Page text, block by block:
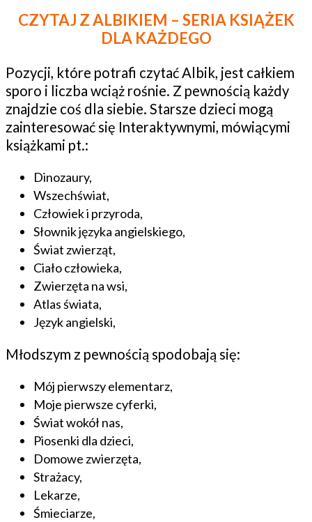
CZYTAJ Z ALBIKIEM – SERIA KSIĄŻEK
DLA KAŻDEGO
Pozycji, które potrafi czytać Albik, jest całkiem
sporo i liczba wciąż rośnie. Z pewnością każdy
znajdzie coś dla siebie. Starsze dzieci mogą
zainteresować się Interaktywnymi, mówiącymi
książkami pt.:
Dinozaury,
Wszechświat,
Człowiek i przyroda,
Słownik języka angielskiego,
Świat zwierząt,
Ciało człowieka,
Zwierzęta na wsi,
Atlas świata,
Język angielski,
Młodszym z pewnością spodobają się:
Mój pierwszy elementarz,
Moje pierwsze cyferki,
Świat wokół nas,
Piosenki dla dzieci,
Domowe zwierzęta,
Strażacy,
Lekarze,
Śmieciarze,